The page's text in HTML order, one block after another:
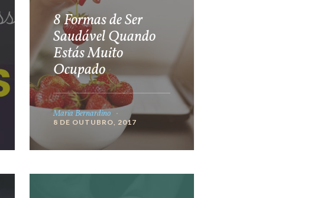
8 Formas de Ser
Saudável Quando
Estás Muito
Ocupado
Maria Bernardino
8 DE OUTUBRO, 2017